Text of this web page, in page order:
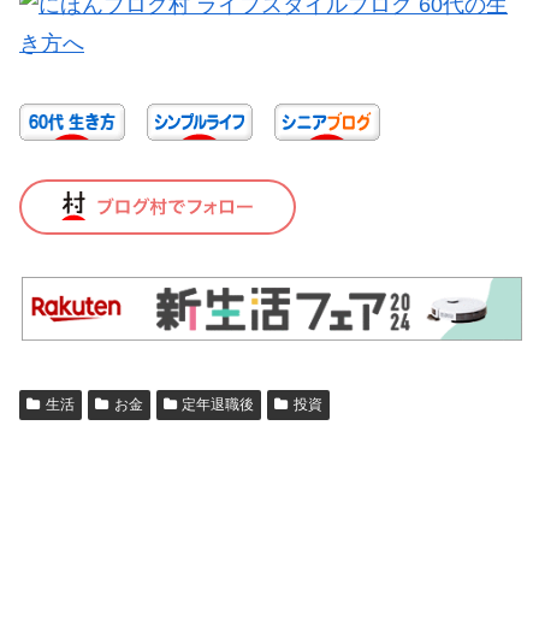
生活 お金 定年退職後 投資